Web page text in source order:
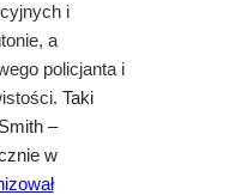
i
a
policjanta i
Taki
–
w